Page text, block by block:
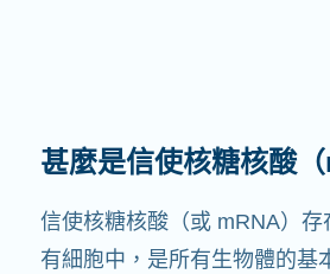
甚麼是信使核糖核酸
信使核糖核酸（或 mRNA）
有細胞中，是所有生物體的基